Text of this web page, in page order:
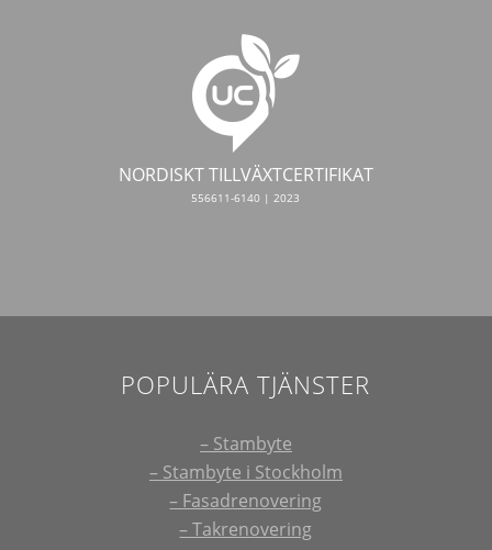
NORDISKT TILLVÄXTCERTIFIKAT
556611-6140 | 2023
POPULÄRA TJÄNSTER
– Stambyte
– Stambyte i Stockholm
– Fasadrenovering
– Takrenovering